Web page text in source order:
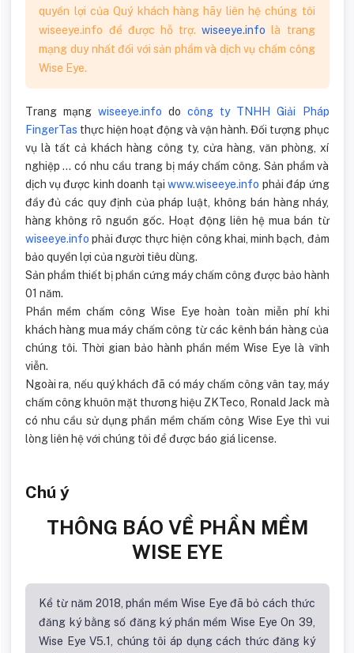
quyền lợi của Quý khách hàng hãy liên hệ chúng tôi
wiseeye.info để được hỗ trợ.wiseeye.info là trang
mạng duy nhất đối với sản phẩm và dịch vụ chấm công
Wise Eye.
Trang mạng wiseeye.info do công ty TNHH Giải Pháp
FingerTas thực hiện hoạt động và vận hành. Đối tượng phục
vụ là tất cả khách hàng công ty, cửa hàng, văn phòng, xí
nghiệp ... có nhu cầu trang bị máy chấm công. Sản phẩm và
dịch vụ được kinh doanh tạiwww.wiseeye.info phải đáp ứng
đầy đủ các quy định của pháp luật, không bán hàng nháy,
hàng không rõ nguồn gốc. Hoạt động liên hệ mua bán từ
wiseeye.info phải được thực hiện công khai, minh bạch, đảm
bảo quyền lợi của người tiêu dùng.
Sản phẩm thiết bị phần cứng máy chấm công được bảo hành
01 năm.
Phần mềm chấm công Wise Eye hoàn toàn miễn phí khi
khách hàng mua máy chấm công từ các kênh bán hàng của
chúng tôi. Thời gian bảo hành phần mềm Wise Eye là vĩnh
viễn.
Ngoài ra, nếu quý khách đã có máy chấm công vân tay, máy
chấm công khuôn mặt thương hiệu ZKTeco, Ronald Jack mà
có nhu cầu sử dụng phần mềm chấm công Wise Eye thì vui
lòng liên hệ với chúng tôi để được báo giá license.
Chú ý
THÔNG BÁO VỀ PHẦN MỀM
WISE EYE
Kể từ năm 2018, phần mềm Wise Eye đã bỏ cách thức
đăng ký bằng số đăng ký phần mềm Wise Eye On 39,
Wise Eye V5.1, chúng tôi áp dụng cách thức đăng ký